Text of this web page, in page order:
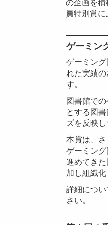
員特別賞
ゲーミン
ゲーミン
れた実績
す。
図書館で
とする図
ズを反映
本賞は、
ゲーミン
進めてき
加し組織
詳細につい
さい。